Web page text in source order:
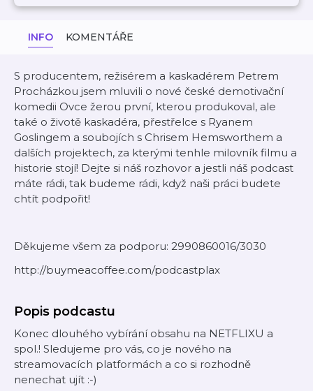
INFO KOMENTÁŘE
S producentem, režisérem a kaskadérem Petrem
Procházkou jsem mluvili o nové české demotivační
komedii Ovce žerou první, kterou produkoval, ale
také o životě kaskadéra, přestřelce s Ryanem
Goslingem a soubojích s Chrisem Hemsworthem a
dalších projektech, za kterými tenhle milovník filmu a
historie stojí! Dejte si náš rozhovor a jestli náš podcast
máte rádi, tak budeme rádi, když naši práci budete
chtít podpořit!
Děkujeme všem za podporu: 2990860016/3030
http://buymeacoffee.com/podcastplax
Popis podcastu
Konec dlouhého vybírání obsahu na NETFLIXU a
spol.! Sledujeme pro vás, co je nového na
streamovacích platformách a co si rozhodně
nenechat ujít :-)